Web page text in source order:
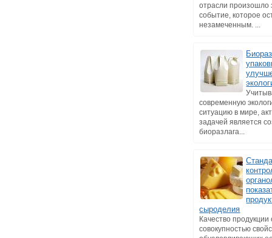
отрасли произошло
событие, которое
незамеченным. ...
современную
ситуацию в мире,
задачей является
биоразлага...
сыроделия
Качество
совокупностью